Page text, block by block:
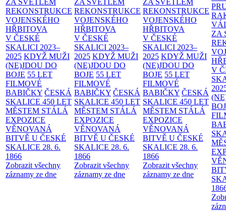
REKONSTRUKCE
VOJENSKÉHO
HŘBITOVA
V ČESKÉ
SKALICI 2023–
2025 KDYŽ MUŽI
(NE)JDOU DO
BOJE 55 LET
FILMOVÉ
BABIČKY ČESKÁ
SKALICE 450 LET
MĚSTEM STÁLÁ
EXPOZICE
VĚNOVANÁ
BITVĚ U ČESKÉ
SKALICE 28. 6.
1866
Zobrazit všechny
záznamy ze dne
REKONSTRUKCE
VOJENSKÉHO
HŘBITOVA
V ČESKÉ
SKALICI 2023–
2025 KDYŽ MUŽI
(NE)JDOU DO
BOJE 55 LET
FILMOVÉ
BABIČKY ČESKÁ
SKALICE 450 LET
MĚSTEM STÁLÁ
EXPOZICE
VĚNOVANÁ
BITVĚ U ČESKÉ
SKALICE 28. 6.
1866
Zobrazit všechny
záznamy ze dne
REKONSTRUKCE
VOJENSKÉHO
HŘBITOVA
V ČESKÉ
SKALICI 2023–
2025 KDYŽ MUŽI
(NE)JDOU DO
BOJE 55 LET
FILMOVÉ
BABIČKY ČESKÁ
SKALICE 450 LET
MĚSTEM STÁLÁ
EXPOZICE
VĚNOVANÁ
BITVĚ U ČESKÉ
SKALICE 28. 6.
1866
Zobrazit všechny
záznamy ze dne
ZA
V